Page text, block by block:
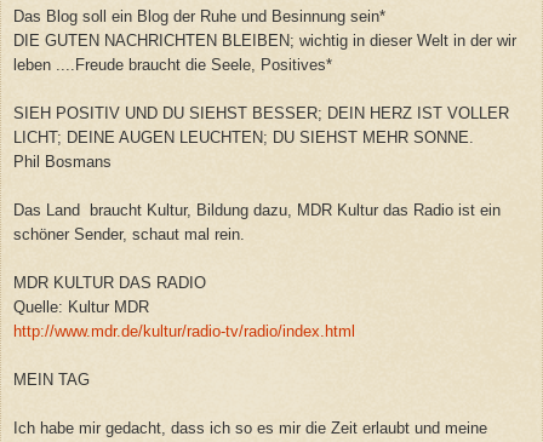
Das Blog soll ein Blog der Ruhe und Besinnung sein*
DIE GUTEN NACHRICHTEN BLEIBEN; wichtig in dieser Welt in der wir
leben ....Freude braucht die Seele, Positives*
SIEH POSITIV UND DU SIEHST BESSER; DEIN HERZ IST VOLLER
LICHT; DEINE AUGEN LEUCHTEN; DU SIEHST MEHR SONNE.
Phil Bosmans
Das Land braucht Kultur, Bildung dazu, MDR Kultur das Radio ist ein
schöner Sender, schaut mal rein.
MDR KULTUR DAS RADIO
Quelle: Kultur MDR
http://www.mdr.de/kultur/radio-tv/radio/index.html
MEIN TAG
Ich habe mir gedacht, dass ich so es mir die Zeit erlaubt und meine